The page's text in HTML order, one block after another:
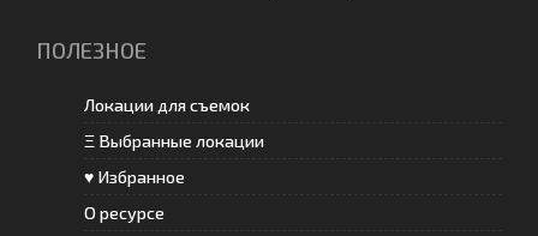
ПОЛЕЗНОЕ
Локации для съемок
Ξ Выбранные локации
♥ Избранное
О ресурсе